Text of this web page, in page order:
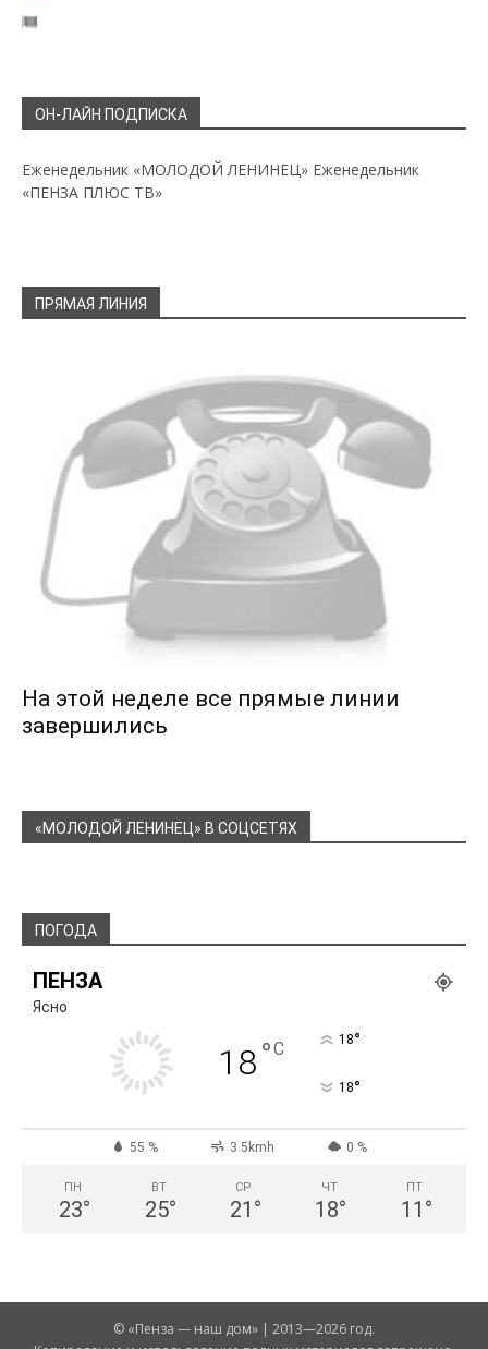
ОН-ЛАЙН ПОДПИСКА
Еженедельник «МОЛОДОЙ ЛЕНИНЕЦ» Еженедельник
«ПЕНЗА ПЛЮС ТВ»
ПРЯМАЯ ЛИНИЯ
На этой неделе все прямые линии
завершились
«МОЛОДОЙ ЛЕНИНЕЦ» В СОЦСЕТЯХ
ПОГОДА
ПЕНЗА
Ясно
18°C 18°
18°
55 % 3.5kmh 0 %
ПН
23°
ВТ
25°
СР
21 °
ЧТ
18°
ПТ
11 °
© «Пенза — наш дом» | 2013—2026 год.